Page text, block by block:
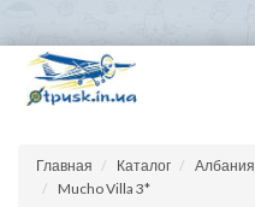
Главная Каталог Албания
Mucho Villa 3*